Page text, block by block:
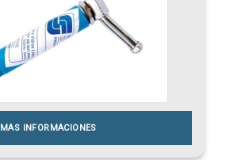
MAS INFORMACIONES